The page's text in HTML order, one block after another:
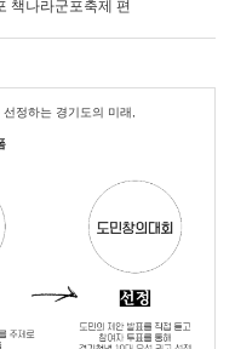
책나라군포축제 편
정하는 경기도의 미래,